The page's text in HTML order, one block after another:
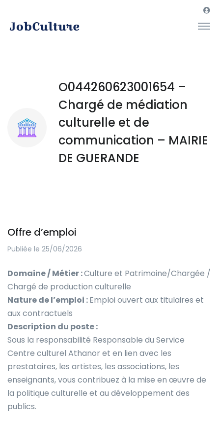
O044260623001654 –
Chargé de médiation
culturelle et de
communication – MAIRIE
DE GUERANDE
Offre d’emploi
Publiée le 25/06/2026
Domaine / Métier :Culture et Patrimoine/Chargée /
Chargé de production culturelle
Nature de l’emploi :Emploi ouvert aux titulaires et
aux contractuels
Description du poste :
Sous la responsabilité Responsable du Service
Centre culturel Athanor et en lien avec les
prestataires, les artistes, les associations, les
enseignants, vous contribuez à la mise en œuvre de
la politique culturelle et au développement des
publics.